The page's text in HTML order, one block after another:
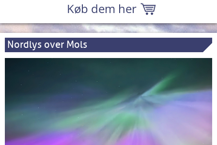
Køb dem her
Nordlys over Mols